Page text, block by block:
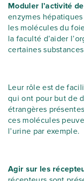
Moduler l’activité
enzymes
les molécules du
la faculté d’aider
certaines
Leur rôle est de
qui ont pour but de
étrangères
ces molécules
l’urine par exemple.
Agir sur les